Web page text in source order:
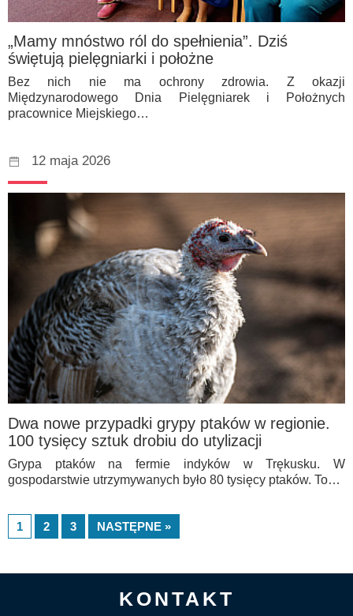
„Mamy mnóstwo ról do spełnienia”. Dziś
świętują pielęgniarki i położne
Bez nich nie ma ochrony zdrowia. Z okazji
Międzynarodowego Dnia Pielęgniarek i Położnych
pracownice Miejskiego…
12 maja 2026
Dwa nowe przypadki grypy ptaków w regionie.
100 tysięcy sztuk drobiu do utylizacji
Grypa ptaków na fermie indyków w Trękusku. W
gospodarstwie utrzymywanych było 80 tysięcy ptaków. To…
1 2 3 NASTĘPNE »
KONTAKT